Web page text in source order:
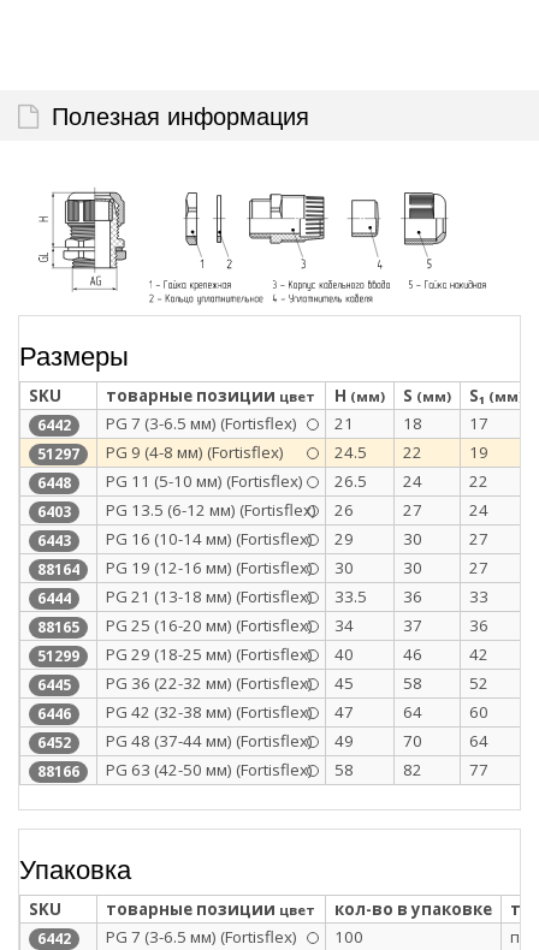
Полезная информация
Размеры
SKU товарные позиции цвет H (мм) S (мм) S₁ (мм)
6442 PG 7 (3-6.5 мм) (Fortisflex) 21 18 17
51297 PG 9 (4-8 мм) (Fortisflex) 24.5 22 19
6448 PG 11 (5-10 мм) (Fortisflex) 26.5 24 22
6403 PG 13.5 (6-12 мм) (Fortisflex) 26 27 24
6443 PG 16 (10-14 мм) (Fortisflex) 29 30 27
88164 PG 19 (12-16 мм) (Fortisflex) 30 30 27
6444 PG 21 (13-18 мм) (Fortisflex) 33.5 36 33
88165 PG 25 (16-20 мм) (Fortisflex) 34 37 36
51299 PG 29 (18-25 мм) (Fortisflex) 40 46 42
6445 PG 36 (22-32 мм) (Fortisflex) 45 58 52
6446 PG 42 (32-38 мм) (Fortisflex) 47 64 60
6452 PG 48 (37-44 мм) (Fortisflex) 49 70 64
88166 PG 63 (42-50 мм) (Fortisflex) 58 82 77
Упаковка
SKU товарные позиции цвет кол-во в упаковке
6442 PG 7 (3-6.5 мм) (Fortisflex) 100 п/э